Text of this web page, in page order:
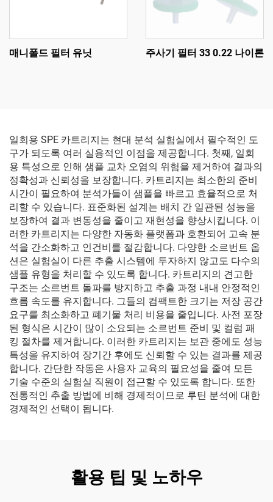
매니폴드 필터 유닛 주사기 필터 33 0.22 나이론
일회용 SPE 카트리지는 현대 분석 실험실에서 필수적인 도
구가 되도록 여러 실용적인 이점을 제공합니다. 첫째, 일회
용 특성으로 인해 샘플 교차 오염의 위험을 제거하여 결과의
정확성과 신뢰성을 보장합니다. 카트리지는 최소한의 준비
시간이 필요하여 분석가들이 샘플을 빠르고 효율적으로 처
리할 수 있습니다. 표준화된 설계는 배치 간 일관된 성능을
보장하여 결과 변동성을 줄이고 재현성을 향상시킵니다. 이
러한 카트리지는 다양한 자동화 플랫폼과 호환되어 고속 분
석을 간소화하고 인건비를 절감합니다. 다양한 소르번트 옵
션은 실험실이 다른 추출 시스템에 투자하지 않고도 다수의
샘플 유형을 처리할 수 있도록 합니다. 카트리지의 견고한
구조는 소르번트 돌파를 방지하고 추출 과정 내내 안정적인
흐름 속도를 유지합니다. 그들의 컴팩트한 크기는 저장 공간
요구를 최소화하고 폐기물 처리 비용을 줄입니다. 사전 포장
된 형식은 시간이 많이 소요되는 소르번트 준비 및 컬럼 패
킹 절차를 제거합니다. 이러한 카트리지는 보관 중에도 성능
특성을 유지하여 장기간 후에도 신뢰할 수 있는 결과를 제공
합니다. 간단한 작동은 사용자 교육의 필요성을 줄여 모든
기술 수준의 실험실 직원이 접근할 수 있도록 합니다. 또한
전통적인 추출 방법에 비해 경제적이므로 루틴 분석에 대한
경제적인 선택이 됩니다.
활용 팁 및 노하우